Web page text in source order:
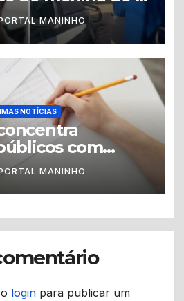
no município de
MANINHO
NOTÍCIAS
com
e editais
segundo
MANINHO
login para publicar um